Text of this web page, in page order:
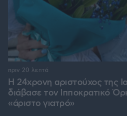
Η 24χρονη αριστούχος της
διάβασε τον Ιπποκρατικό
«άριστο γιατρό»
πριν 20 λεπτά